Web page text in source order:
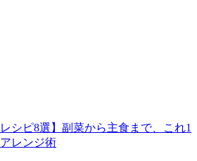
シピ8選】副菜から主食まで、これ1
レンジ術